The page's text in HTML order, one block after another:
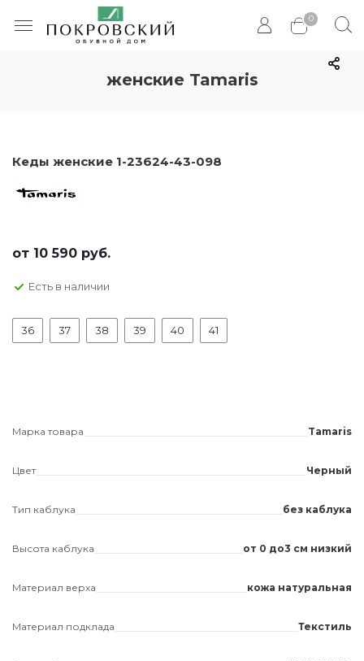
0
женские Tamaris
Кеды женские 1-23624-43-098
от 10 590 руб.
Есть в наличии
36 37 38 39 40 41
Марка товара Tamaris
Цвет Черный
Тип каблука без каблука
Высота каблука от 0 до3 см низкий
Материал верха кожа натуральная
Материал подклада Текстиль